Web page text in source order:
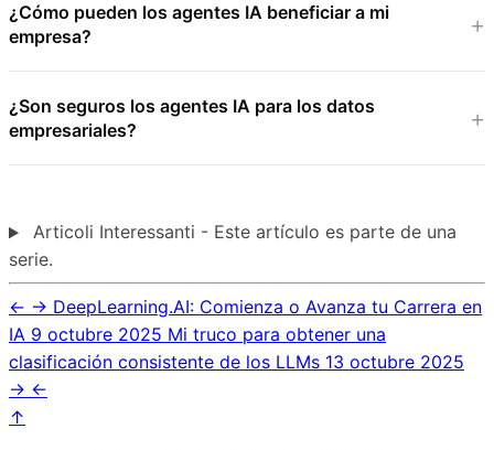
¿Cómo pueden los agentes IA beneficiar a mi
empresa?
¿Son seguros los agentes IA para los datos
empresariales?
Articoli Interessanti - Este artículo es parte de una
serie.
← → DeepLearning.AI: Comienza o Avanza tu Carrera en
IA 9 octubre 2025 Mi truco para obtener una
clasificación consistente de los LLMs 13 octubre 2025
→ ←
↑